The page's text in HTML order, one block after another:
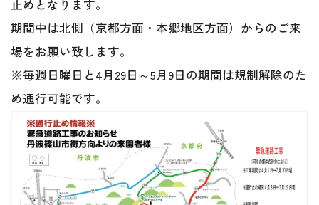
止めとなります。
期間中は北側（京都方面・本郷地区方面）からのご来
場をお願い致します。
※毎週日曜日と4月29日～5月9日の期間は規制解除のた
め通行可能です。